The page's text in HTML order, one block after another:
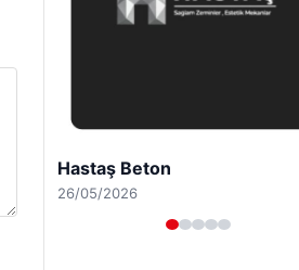
Enes Kaplan Avukatlık Bürosu
28/04/2026